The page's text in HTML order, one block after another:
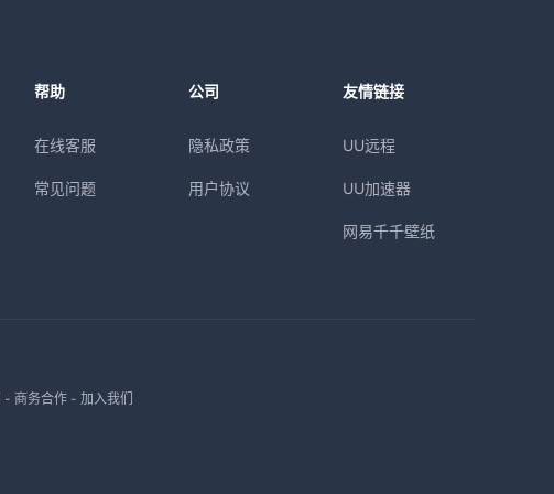
帮助
在线客服
常见问题
公司
隐私政策
用户协议
友情链接
UU远程
UU加速器
网易千千壁纸
- 商务合作- 加入我们